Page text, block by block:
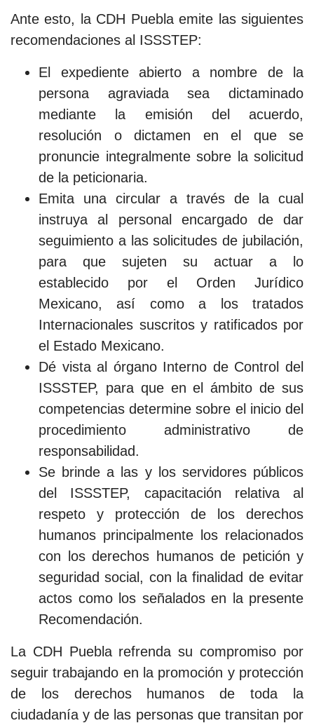
Ante esto, la CDH Puebla emite las siguientes
recomendaciones al ISSSTEP:
El expediente abierto a nombre de la
persona agraviada sea dictaminado
mediante la emisión del acuerdo,
resolución o dictamen en el que se
pronuncie integralmente sobre la solicitud
de la peticionaria.
Emita una circular a través de la cual
instruya al personal encargado de dar
seguimiento a las solicitudes de jubilación,
para que sujeten su actuar a lo
establecido por el Orden Jurídico
Mexicano, así como a los tratados
Internacionales suscritos y ratificados por
el Estado Mexicano.
Dé vista al órgano Interno de Control del
ISSSTEP, para que en el ámbito de sus
competencias determine sobre el inicio del
procedimiento administrativo de
responsabilidad.
Se brinde a las y los servidores públicos
del ISSSTEP, capacitación relativa al
respeto y protección de los derechos
humanos principalmente los relacionados
con los derechos humanos de petición y
seguridad social, con la finalidad de evitar
actos como los señalados en la presente
Recomendación.
La CDH Puebla refrenda su compromiso por
seguir trabajando en la promoción y protección
de los derechos humanos de toda la
ciudadanía y de las personas que transitan por